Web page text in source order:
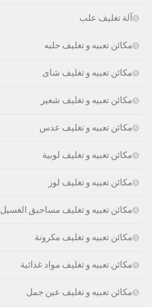
آلة تغليف علب
مكائن تعبيه و تغليف حلبه
مكائن تعبيه و تغليف شاى
مكائن تعبيه و تغليف شعير
مكائن تعبيه و تغليف عدس
مكائن تعبيه و تغليف لوبية
مكائن تعبيه و تغليف لوز
مكائن تعبيه و تغليف مساحيق الغسيل
مكائن تعبيه و تغليف مكرونة
مكائن تعبيه و تغليف مواد غذائية
مكائن تعبيه و تغليف عين جمل